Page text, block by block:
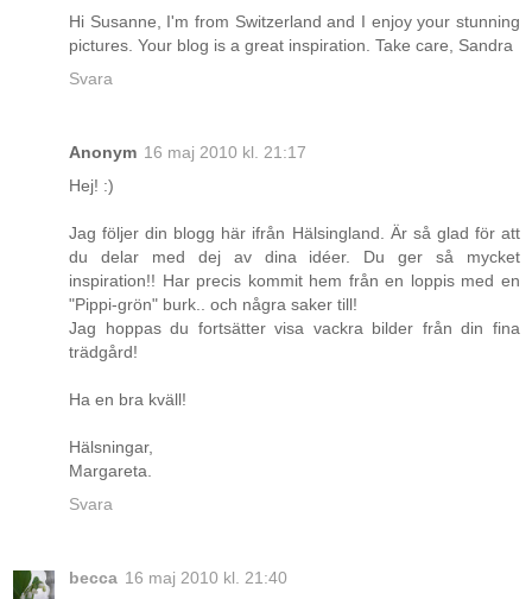
Hi Susanne, I'm from Switzerland and I enjoy your stunning
pictures. Your blog is a great inspiration. Take care, Sandra
Svara
Anonym 16 maj 2010 kl. 21:17
Hej! :)
Jag följer din blogg här ifrån Hälsingland. Är så glad för att
du delar med dej av dina idéer. Du ger så mycket
inspiration!! Har precis kommit hem från en loppis med en
"Pippi-grön" burk.. och några saker till!
Jag hoppas du fortsätter visa vackra bilder från din fina
trädgård!
Ha en bra kväll!
Hälsningar,
Margareta.
Svara
becca 16 maj 2010 kl. 21:40